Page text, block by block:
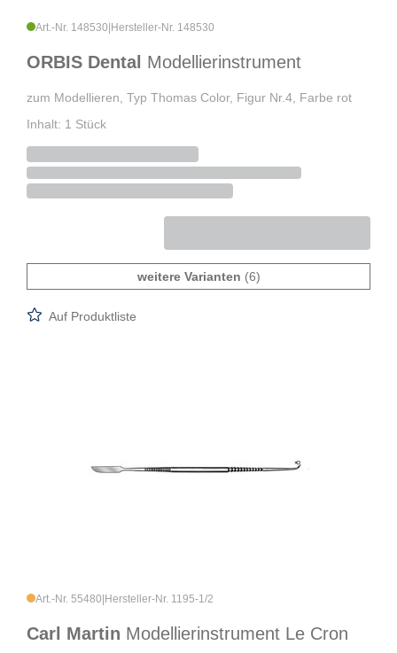
Art.-Nr. 148530 Hersteller-Nr. 148530
ORBIS Dental Modellierinstrument
zum Modellieren, Typ Thomas Color, Figur Nr.4, Farbe rot
Inhalt: 1 Stück
weitere Varianten (6)
Auf Produktliste
Art.-Nr. 55480 Hersteller-Nr. 1195-1/2
Carl Martin Modellierinstrument Le Cron